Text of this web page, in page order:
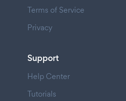
Terms of Service
Privacy
Support
Help Center
Tutorials